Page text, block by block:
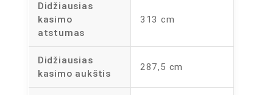
Didžiausias
kasimo
atstumas
313 cm
Didžiausias
kasimo aukštis
287,5 cm